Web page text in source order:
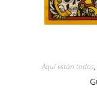
Aquí están todos,